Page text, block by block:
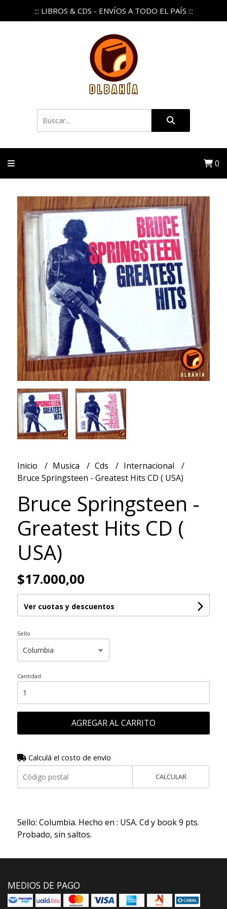
::: LIBROS & CDS - ENVÍOS A TODO EL PAÍS :::
0
Inicio Musica Cds
Internacional
Bruce Springsteen - Greatest Hits CD ( USA)
Bruce Springsteen -
Greatest Hits CD (
USA)
$17.000,00
Ver cuotas y descuentos
Sello
Cantidad
AGREGAR AL CARRITO
Calculá el costo de envío
CALCULAR
Sello: Columbia. Hecho en : USA. Cd y book 9 pts.
Probado, sin saltos.
MEDIOS DE PAGO